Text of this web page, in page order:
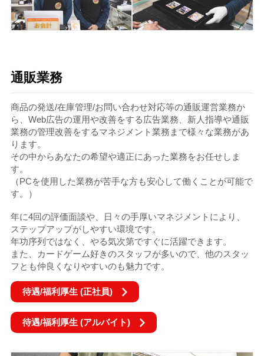
通販業務
商品の発送/在庫管理/お問い合わせ対応等の通販運営業務か
ら、 Web広告の運用や改善をする広告業務、新人指導や通販
業務の管理改善をするマネジメント業務まで様々な業務があ
ります。
その中からあなたの希望や適正にあった業務をお任せしま
す。
（PCを使用した業務が苦手な方も安心して働くことが可能で
す。）
年に4回の評価面談や、日々の手厚いマネジメントにより、
ステップアップがしやすい環境です。
年功序列ではなく、やる気次第ですぐに活躍できます。
また、カードゲーム好きのスタッフが多いので、他のスタッ
フとも仲良くなりやすいのも魅力です。
待遇/福利厚生 (正社員)
待遇/福利厚生 (アルバイト)